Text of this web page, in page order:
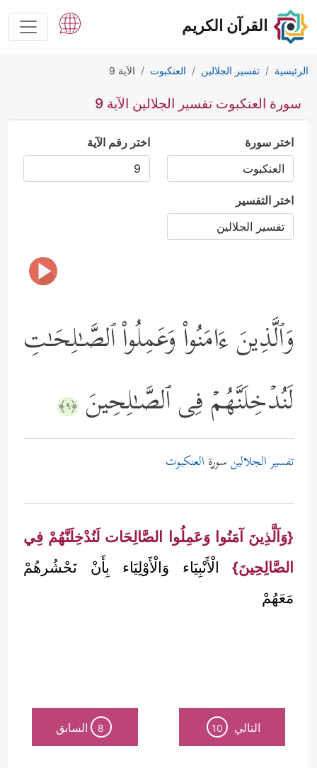
القرآن الكريم
الرئيسية تفسير الجلالين العنكبوت الآية 9
سورة العنكبوت تفسير الجلالين الآية 9
اختر سورة اختر رقم الآية
اختر التفسير
وَٱلَّذِینَ ءَامَنُواْ وَعَمِلُواْ ٱلصَّـٰلِحَـٰتِ
لَنُدۡخِلَنَّهُمۡ فِی ٱلصَّـٰلِحِینَ ﴿٩﴾
تفسير الجلالينسورة العنكبوت
{وَاَلَّذِينَ آمَنُوا وَعَمِلُوا الصَّالِحَات لَنُدْخِلَنَّهُمْ فِي
الصَّالِحِينَ} الْأَنْبِيَاء وَالْأَوْلِيَاء بِأَنْ نَحْشُرهُمْ
مَعَهُمْ
التالي 10
8 السابق